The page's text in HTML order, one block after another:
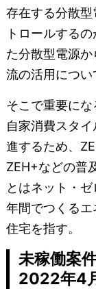
存在する分散
トロールする
た分散型電源
流の活用につい
そこで重要に
自家消費スタ
進するため、
ZEH+などの普
とはネット・
年間でつくる
住宅を指す。
未稼働案
2022年4